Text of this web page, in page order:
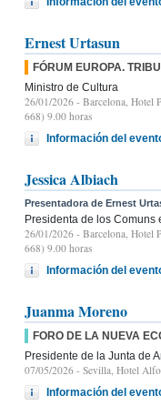
Ernest Urtasun
FÓRUM EUROPA.
Ministro de Cultura
26/01/2026 - Barcelona, Hotel
668) 9.00 horas
Información del
Jessica Albiach
Presentadora de Ernest
Presidenta de los Comuns
26/01/2026 - Barcelona, Hotel
668) 9.00 horas
Información del
Juanma Moreno
FORO DE LA NUEVA
Presidente de la Junta de
07/05/2026 - Sevilla, Hotel
Información del